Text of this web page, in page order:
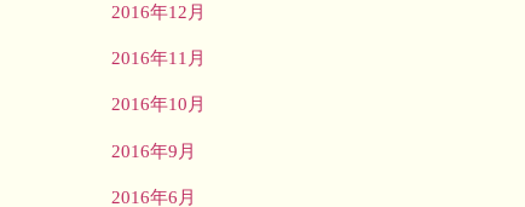
2016年12月
2016年11月
2016年10月
2016年9月
2016年6月